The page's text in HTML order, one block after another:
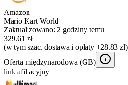
Amazon
Mario Kart World
Zaktualizowano: 2 godziny temu
329.61 zł
(w tym szac. dostawa i opłaty +28.83 zł)
Oferta międzynarodowa (GB)
link afiliacyjny